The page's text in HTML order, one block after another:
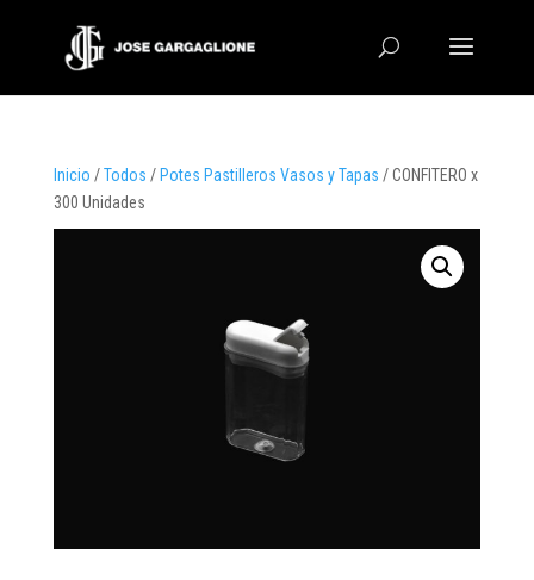
Inicio /Todos / Potes Pastilleros Vasos y Tapas / CONFITERO x
300 Unidades